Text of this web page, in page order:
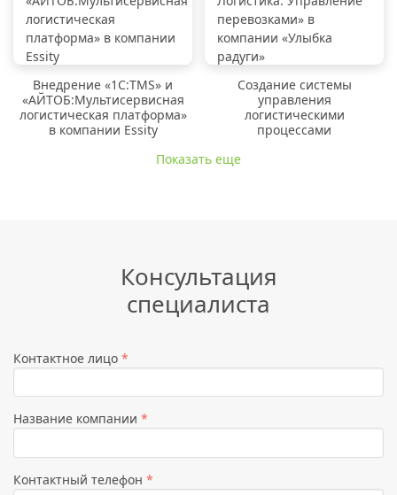
Внедрение «1C:TMS» и
«АЙТОБ:Мультисервисная
логистическая платформа»
в компании Essity
Создание системы
управления
логистическими
процессами
Показать еще
Консультация
специалиста
Контактное лицо *
Название компании *
Контактный телефон *